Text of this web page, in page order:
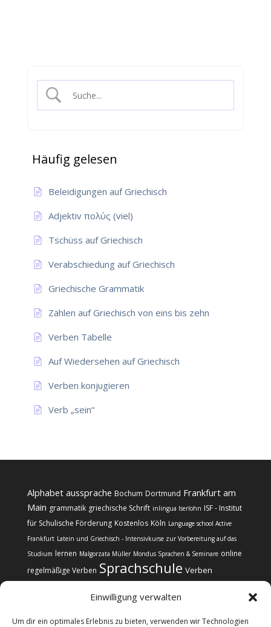
Einwilligung verwalten
Um dir ein optimales Erlebnis zu bieten, verwenden wir Technologien
Häufig gelesen
Beleidigungen auf Griechisch
Adjektiv πολύς (viel)
Tschüss auf Griechisch
Verabschiedung auf Griechisch
Griechische Grammatik
Zählen auf Griechisch von eins bis zehn
Verben Tabelle
Auf Wiedersehen auf Griechisch
Verben konjugieren
Verb „sein“
Alphabet aussprache Bochum Dortmund Frankfurt am
Main grammatik griechische Schrift inlingua Iserlohn ISF - Institut
für Schulische Förderung Kostenlos Köln Language school Active
Frankfurt Latein und Griechisch - Intensivkurse zur Vorbereitung auf das
Studium lernen Malgorzata Müller Mondus Sprachen & Seminare online
regelmäßige Verben Sprachschule Verben